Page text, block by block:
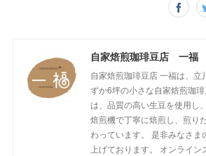
自家焙煎珈琲豆店 一福
自家焙煎珈琲豆店 一福は、立
ずか6坪の小さな自家焙煎珈
は、品質の高い生豆を使用し
焙煎機で丁寧に焙煎し、煎り
わっています。 是非みなさま
上げております。 オンライン